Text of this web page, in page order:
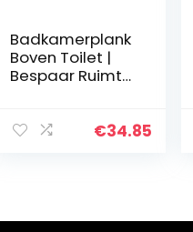
Badkamerplank
Boven Toilet |
Bespaar Ruimte
Opbergplank | In
€34.85